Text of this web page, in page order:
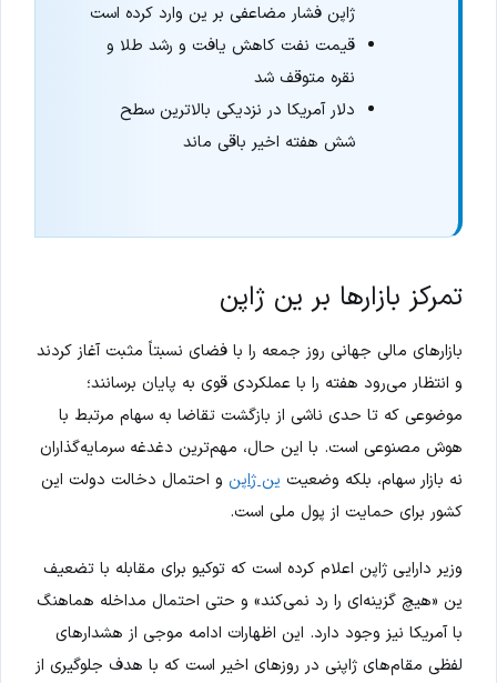
ژاپن فشار مضاعفی بر ین وارد کرده است
قیمت نفت کاهش یافت و رشد طلا و
نقره متوقف شد
دلار آمریکا در نزدیکی بالاترین سطح
شش هفته اخیر باقی ماند
تمرکز بازارها بر ین ژاپن
بازارهای مالی جهانی روز جمعه را با فضای نسبتاً مثبت آغاز کردند
و انتظار می‌رود هفته را با عملکردی قوی به پایان برسانند؛
موضوعی که تا حدی ناشی از بازگشت تقاضا به سهام مرتبط با
هوش مصنوعی است. با این حال، مهم‌ترین دغدغه سرمایه‌گذاران
نه بازار سهام، بلکه وضعیت ین ژاپن و احتمال دخالت دولت این
کشور برای حمایت از پول ملی است.
وزیر دارایی ژاپن اعلام کرده است که توکیو برای مقابله با تضعیف
ین «هیچ گزینه‌ای را رد نمی‌کند» و حتی احتمال مداخله هماهنگ
با آمریکا نیز وجود دارد. این اظهارات ادامه موجی از هشدارهای
لفظی مقام‌های ژاپنی در روزهای اخیر است که با هدف جلوگیری از